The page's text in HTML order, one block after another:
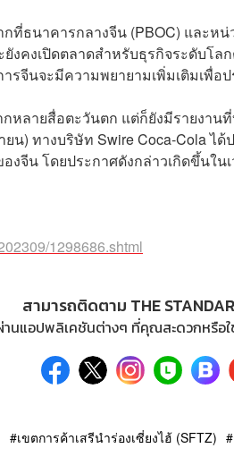
ธนาคารกลางจีน (PBOC) และหน่
งคงเปิดตลาดสำหรับธุรกิจระดับโ
รจีนจะมีความพยายามเพิ่มเติมเพื่อ
หลายสื่อตะวันตก แต่ก็ยังมีรายงาน
น) ทางบริษัท Swire Coca-Cola ไ
จีน โดยประกาศดังกล่าวเกิดขึ้นใน
1298686.shtml
สามารถติดตาม THE
านแอปพลิเคชันต่างๆ ที่คุณสะดวกหรือใ
เขตการค้าเสรีนำร่องเซี่ยงไฮ้ (SFTZ)